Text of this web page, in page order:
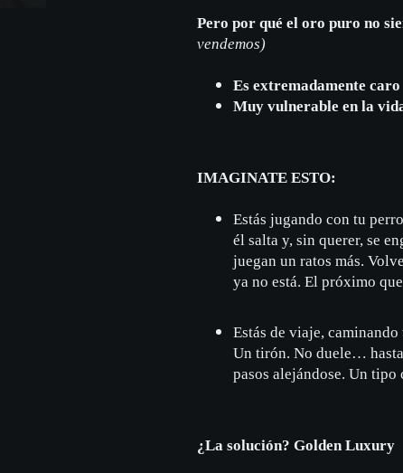
Pero por qué el oro puro no
vendemos)
Es extremadamente caro
Muy vulnerable en la
IMAGINATE ESTO:
Estás jugando con tu
él salta y, sin querer, se
juegan un ratos más.
ya no está. El próximo
Estás de viaje,
Un tirón. No duele…
pasos alejándose. Un
¿La solución? Golden Luxury